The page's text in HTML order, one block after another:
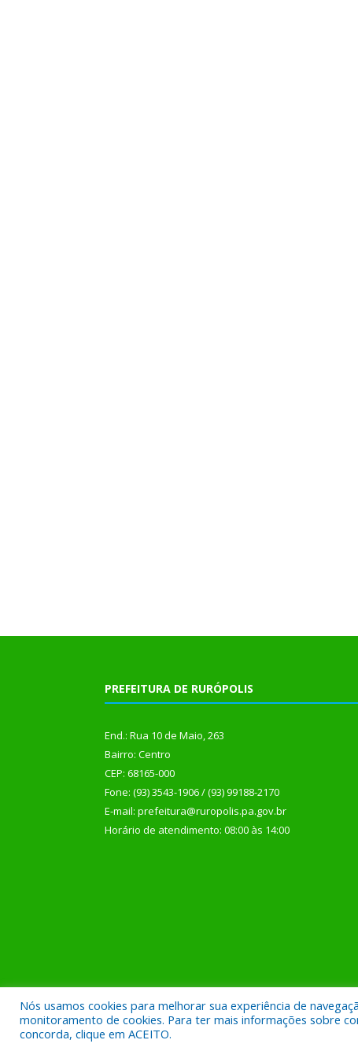
PREFEITURA DE RURÓPOLIS
End.: Rua 10 de Maio, 263
Bairro: Centro
CEP: 68165-000
Fone: (93) 3543-1906 / (93) 99188-2170
E-mail: prefeitura@ruropolis.pa.gov.br
Horário de atendimento: 08:00 às 14:00
Todos os direitos reservados a Prefeitura Municipal
Nós usamos cookies para melhorar sua experiência de
monitoramento de cookies. Para ter mais informações sobre
concorda, clique em ACEITO.